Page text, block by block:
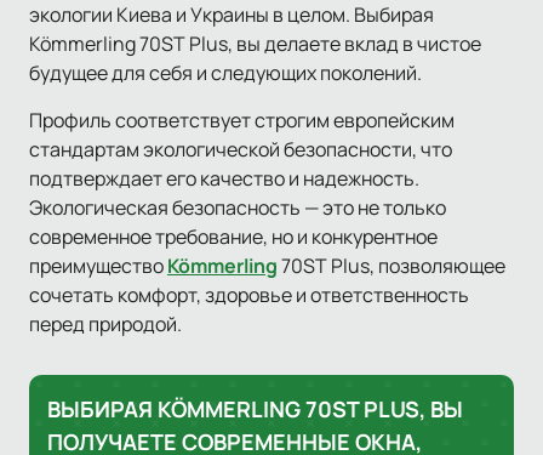
экологии Киева и Украины в целом. Выбирая
Kömmerling 70ST Plus, вы делаете вклад в чистое
будущее для себя и следующих поколений.
Профиль соответствует строгим европейским
стандартам экологической безопасности, что
подтверждает его качество и надежность.
Экологическая безопасность — это не только
современное требование, но и конкурентное
преимуществоKömmerling70ST Plus, позволяющее
сочетать комфорт, здоровье и ответственность
перед природой.
ВЫБИРАЯ KÖMMERLING 70ST PLUS, ВЫ
ПОЛУЧАЕТЕ СОВРЕМЕННЫЕ ОКНА,